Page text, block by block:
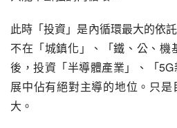
此時「投資」是內循環最大的依
不在「城鎮化」、「鐵、公、機
後，投資「半導體產業」、「
展中佔有絕對主導的地位。只
大。